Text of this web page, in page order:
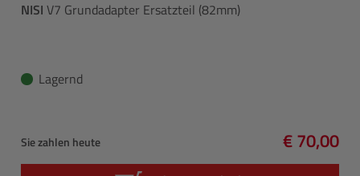
NISI V7 Grundadapter Ersatzteil (82mm)
Lagernd
Sie zahlen heute € 70,00